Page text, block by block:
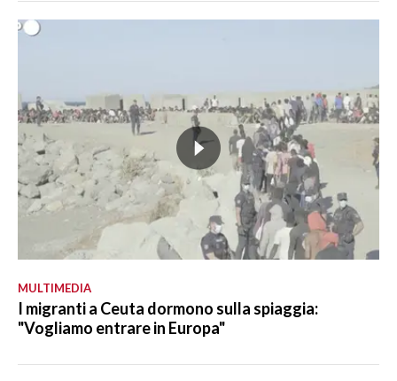
MULTIMEDIA
I migranti a Ceuta dormono sulla spiaggia:
"Vogliamo entrare in Europa"